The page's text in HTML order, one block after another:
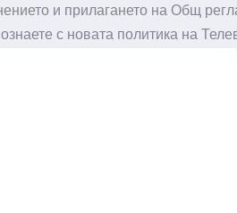
и прилагането на Общ
с новата политика на